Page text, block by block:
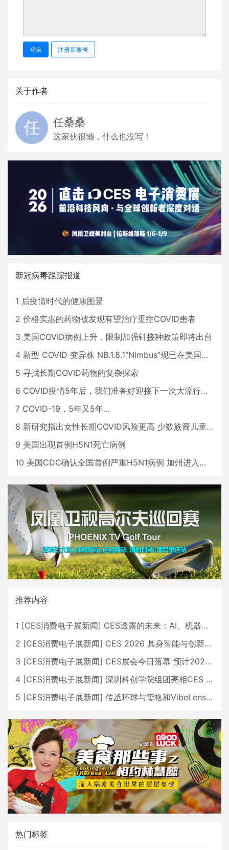
登录 注册新账号
关于作者
任桑桑
这家伙很懒，什么也没写！
新冠病毒跟踪报道
1 后疫情时代的健康图景
2 价格实惠的药物被发现有望治疗重症COVID患者
3 美国COVID病例上升，限制加强针接种政策即将出台
4 新型 COVID 变异株 NB.1.8.1“Nimbus”现已在美国占据主导地位
5 寻找长期COVID药物的复杂探索
6 COVID疫情5年后，我们准备好迎接下一次大流行了吗？
7 COVID-19，5年又5年…
8 新研究指出女性长期COVID风险更高 少数族裔儿童存在差异
9 美国出现首例H5N1死亡病例
10 美国CDC确认全国首例严重H5N1病例 加州进入紧急状态
推荐内容
1 [CES消费电子展新闻] CES透露的未来：AI、机器人与智能生活大爆发
2 [CES消费电子展新闻] CES 2026 具身智能与创新领域 中国公司大放异彩
3 [CES消费电子展新闻] CES展会今日落幕 预计2026行业收入将超五千亿美元
4 [CES消费电子展新闻] 深圳科创学院组团亮相CES 广受好评
5 [CES消费电子展新闻] 传丞环球与玺格和VibeLens共同推出全新耳机
热门标签